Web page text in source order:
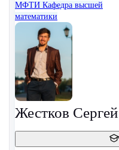
МФТИ Кафедра высшей
математики
Жестков